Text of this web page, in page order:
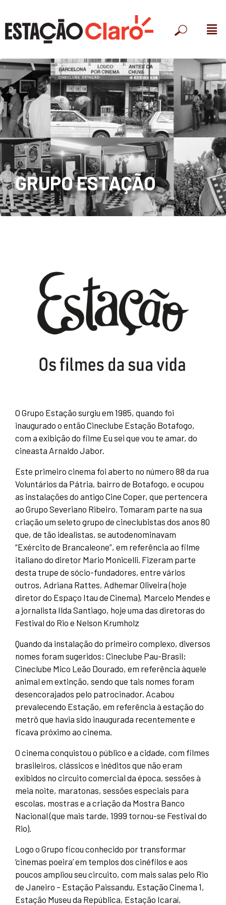
GRUPO ESTAÇÃO
O Grupo Estação surgiu em 1985, quando foi
inaugurado o então Cineclube Estação Botafogo,
com a exibição do filme Eu sei que vou te amar, do
cineasta Arnaldo Jabor.
Este primeiro cinema foi aberto no número 88 da rua
Voluntários da Pátria, bairro de Botafogo, e ocupou
as instalações do antigo Cine Coper, que pertencera
ao Grupo Severiano Ribeiro. Tomaram parte na sua
criação um seleto grupo de cineclubistas dos anos 80
que, de tão idealistas, se autodenominavam
“Exército de Brancaleone”, em referência ao filme
italiano do diretor Mario Monicelli. Fizeram parte
desta trupe de sócio-fundadores, entre vários
outros, Adriana Rattes, Adhemar Oliveira (hoje
diretor do Espaço Itau de Cinema), Marcelo Mendes e
a jornalista Ilda Santiago, hoje uma das diretoras do
Festival do Rio e Nelson Krumholz
Quando da instalação do primeiro complexo, diversos
nomes foram sugeridos: Cineclube Pau-Brasil;
Cineclube Mico Leão Dourado, em referência àquele
animal em extinção, sendo que tais nomes foram
desencorajados pelo patrocinador. Acabou
prevalecendo Estação, em referência à estação do
metrô que havia sido inaugurada recentemente e
ficava próximo ao cinema.
O cinema conquistou o público e a cidade, com filmes
brasileiros, clássicos e inéditos que não eram
exibidos no circuito comercial da época, sessões à
meia noite, maratonas, sessões especiais para
escolas, mostras e a criação da Mostra Banco
Nacional (que mais tarde, 1999 tornou-se Festival do
Rio).
Logo o Grupo ficou conhecido por transformar
‘cinemas poeira’ em templos dos cinéfilos e aos
poucos ampliou seu circuito, com mais salas pelo Rio
de Janeiro – Estação Paissandu, Estação Cinema 1,
Estação Museu da República, Estação Icaraí,